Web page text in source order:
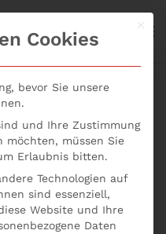
Mit
Cookies
bevor Sie unsere
und Ihre Zustimmung
möchten, müssen Sie
Erlaubnis bitten.
Technologien auf
sind essenziell,
Website und Ihre
Daten